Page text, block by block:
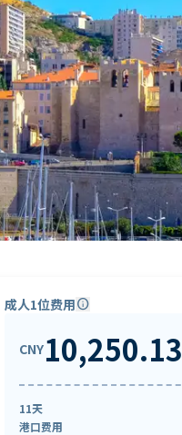
成人1位费用info
CNY10,250.13
11天
港口费用